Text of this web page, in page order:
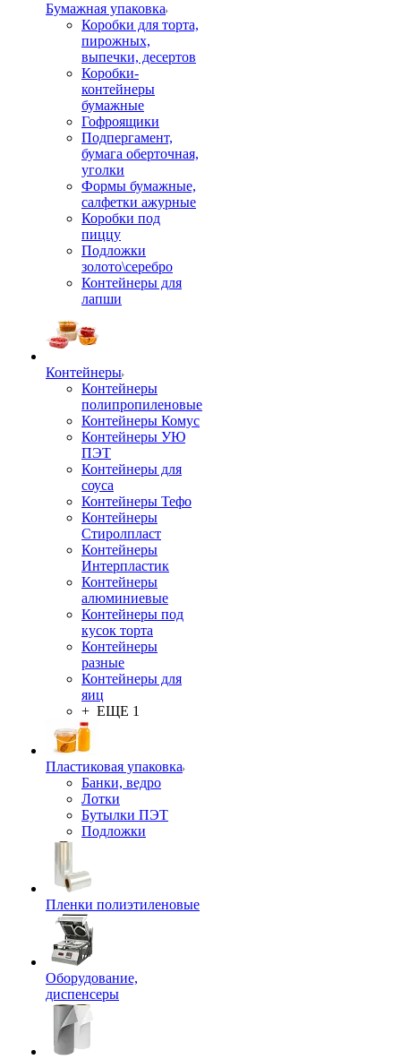
Бумажная упаковка
Коробки для торта,
пирожных,
выпечки, десертов
Коробки-
контейнеры
бумажные
Гофроящики
Подпергамент,
бумага оберточная,
уголки
Формы бумажные,
салфетки ажурные
Коробки под
пиццу
Подложки
золото\серебро
Контейнеры для
лапши
Контейнеры
Контейнеры
полипропиленовые
Контейнеры Комус
Контейнеры УЮ
ПЭТ
Контейнеры для
соуса
Контейнеры Тефо
Контейнеры
Стиролпласт
Контейнеры
Интерпластик
Контейнеры
алюминиевые
Контейнеры под
кусок торта
Контейнеры
разные
Контейнеры для
яиц
+ ЕЩЕ 1
Пластиковая упаковка
Банки, ведро
Лотки
Бутылки ПЭТ
Подложки
Пленки полиэтиленовые
Оборудование,
диспенсеры